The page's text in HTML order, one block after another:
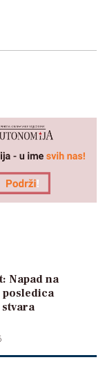
Napad na
posledica